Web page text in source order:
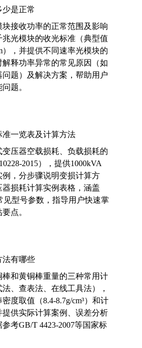
是正常
接收功率的正常范围及影响
兆光模块的收光标准（典型值
），并提供不同速率光模块的
释功率异常的常见原因（如
题）及解决方案，帮助用户
题。
一览表及计算方法
压器空载损耗、负载损耗的
2015），提供1000kVA
，分步骤说明变损计算方
损耗计算实例表格，涵盖
见型号参数，指导用户快速掌
点。
法有哪些
和黄铜棒重量的三种常用计
、查表法、在线工具法），
度取值（8.4-8.7g/cm³）和计
供实际计算案例、误差分析
考GB/T 4423-2007等国家标